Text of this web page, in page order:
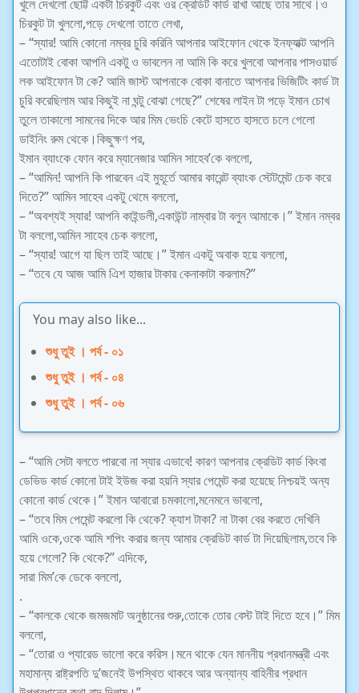
খুলে দেখলো ছোট্ট একটা চিরকুট এবং ওর ক্রেডিট কার্ড রাখা আছে তার সাথে।ও
চিরকুট টা খুললো,পড়ে দেখলো তাতে লেখা,
– “স্যার! আমি কোনো নম্বর চুরি করিনি আপনার আইফোন থেকে ইনফ্যাক্ট আপনি
এতোটাই বোকা আপনি একটু ও ভাবলেন না আমি কি করে খুলবো আপনার পাসওয়ার্ড
লক আইফোন টা কে? আমি জাস্ট আপনাকে বোকা বানাতে আপনার ভিজিটিং কার্ড টা
চুরি করেছিলাম আর কিছুই না ঘন্টু বোঝা গেছে?” শেষের লাইন টা পড়ে ইমান চোখ
তুলে তাকালো সামনের দিকে আর মিম ভেংচি কেটে হাসতে হাসতে চলে গেলো
ডাইনিং রুম থেকে।কিছুক্ষণ পর,
ইমান ব্যাংকে ফোন করে ম্যানেজার আমিন সাহেব’কে বললো,
– “আমিন! আপনি কি পারবেন এই মুহূর্তে আমার কারেন্ট ব্যাংক স্টেটমেন্ট চেক করে
দিতে?” আমিন সাহেব একটু থেমে বললো,
– “অবশ্যই স্যার! আপনি কাইন্ডলী,একাউন্ট নাম্বার টা বলুন আমাকে।” ইমান নম্বর
টা বললো,আমিন সাহেব চেক বললো,
– “স্যার! আগে যা ছিল তাই আছে।” ইমান একটু অবাক হয়ে বললো,
– “তবে যে আজ আমি এিশ হাজার টাকার কেনাকাটা করলাম?”
You may also like...
শুধু তুই । পর্ব - ০১
শুধু তুই । পর্ব - ০৪
শুধু তুই । পর্ব - ০৬
– “আমি সেটা বলতে পারবো না স্যার এভাবে! কারণ আপনার ক্রেডিট কার্ড কিংবা
ডেভিড কার্ড কোনো টাই ইউজ করা হয়নি স্যার পেমেন্ট করা হয়েছে নিশ্চয়ই অন্য
কোনো কার্ড থেকে।” ইমান আবারো চমকালো,মনেমনে ভাবলো,
– “তবে মিম পেমেন্ট করলো কি থেকে? ক্যাশ টাকা? না টাকা বের করতে দেখিনি
আমি ওকে,ওকে আমি শপিং করার জন্য আমার ক্রেডিট কার্ড টা দিয়েছিলাম,তবে কি
হয়ে গেলো? কি থেকে?” এদিকে,
সারা মিম’কে ডেকে বললো,
.
– “কালকে থেকে জমজমাট অনুষ্ঠানের শুরু,তোকে তোর বেস্ট টাই দিতে হবে।” মিম
বললো,
– “তোরা ও প্যারেড ভালো করে করিস।মনে থাকে যেন মাননীয় প্রধানমন্ত্রী এবং
মহামান্য রাষ্ট্রপতি দু’জনেই উপস্থিত থাকবে আর অন্যান্য বাহিনীর প্রধান